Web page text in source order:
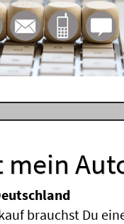
mein
brauchst Du